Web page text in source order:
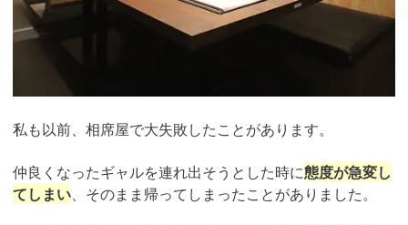
私も以前、相席屋で大失敗したことがあります。
仲良くなったギャルを連れ出そうとした時に態度が急変し
てしまい、そのまま帰ってしまったことがありました。